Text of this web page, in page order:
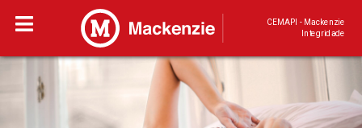
CEMAPI - Mackenzie
Integridade